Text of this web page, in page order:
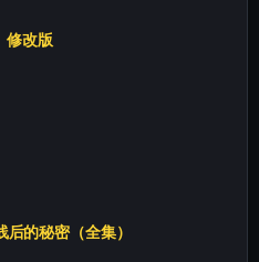
修改版
后的秘密（全集）